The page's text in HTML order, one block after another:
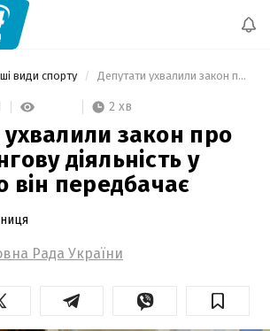
види спорту Депутати ухвалили закон про антидопінгову діяльність у спорті: що він передбачає
2 хв
закон про
діяльність у
він передбачає
Рада України